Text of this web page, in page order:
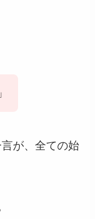
が、全ての始